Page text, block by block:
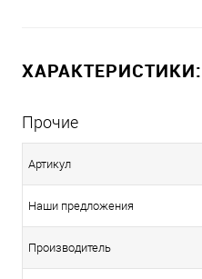
ХАРАКТЕРИСТИКИ:
Прочие
Артикул
Наши предложения
Производитель